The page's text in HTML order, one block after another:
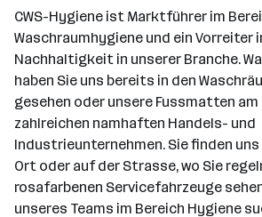
e
r
l
l
e
n
t
g
e
b
e
r
r
b
e
i
t
e
r
*
i
a
n
d
o
r
t
e
CWS-Hygiene ist Marktführer im
Waschraumhygiene und ein Vorreiter
Nachhaltigkeit in unserer Branche.
haben Sie uns bereits in den
gesehen oder unsere Fussmatten am
zahlreichen namhaften Handels- und
Industrieunternehmen. Sie finden uns
Ort oder auf der Strasse, wo Sie
rosafarbenen Servicefahrzeuge
unseres Teams im Bereich Hygiene